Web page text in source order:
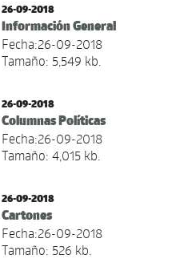
26-09-2018
Información General
Fecha:26-09-2018
Tamaño: 5,549 kb.
26-09-2018
Columnas Políticas
Fecha:26-09-2018
Tamaño: 4,015 kb.
26-09-2018
Cartones
Fecha:26-09-2018
Tamaño: 526 kb.